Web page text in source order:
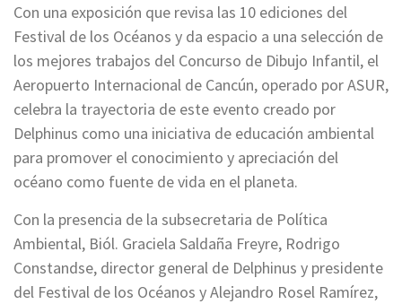
Con una exposición que revisa las 10 ediciones del
Festival de los Océanos y da espacio a una selección de
los mejores trabajos del Concurso de Dibujo Infantil, el
Aeropuerto Internacional de Cancún, operado por ASUR,
celebra la trayectoria de este evento creado por
Delphinus como una iniciativa de educación ambiental
para promover el conocimiento y apreciación del
océano como fuente de vida en el planeta.
Con la presencia de la subsecretaria de Política
Ambiental, Biól. Graciela Saldaña Freyre, Rodrigo
Constandse, director general de Delphinus y presidente
del Festival de los Océanos y Alejandro Rosel Ramírez,